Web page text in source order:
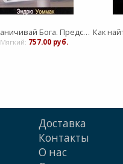
Не ограничивай Бога. Представь себя успешным
Мягкий: 757.00 руб.
Доставка
Контакты
О нас